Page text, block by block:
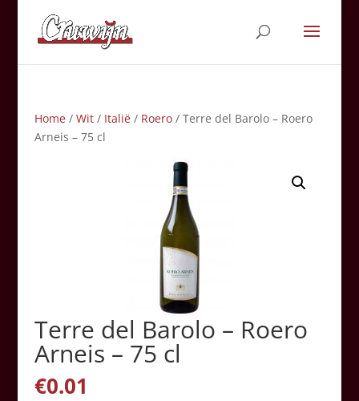
Home/ Wit/ Italië/ Roero/ Terre del Barolo – Roero
Arneis – 75 cl
Terre del Barolo – Roero
Arneis – 75 cl
€0.01